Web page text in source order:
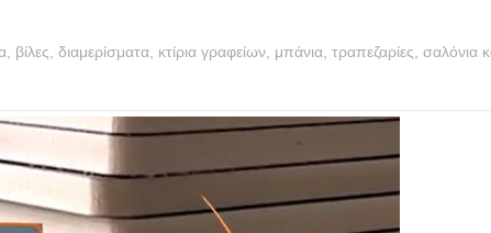
διαμερίσματα, κτίρια γραφείων, μπάνια, τραπεζαρίες, σαλόνια